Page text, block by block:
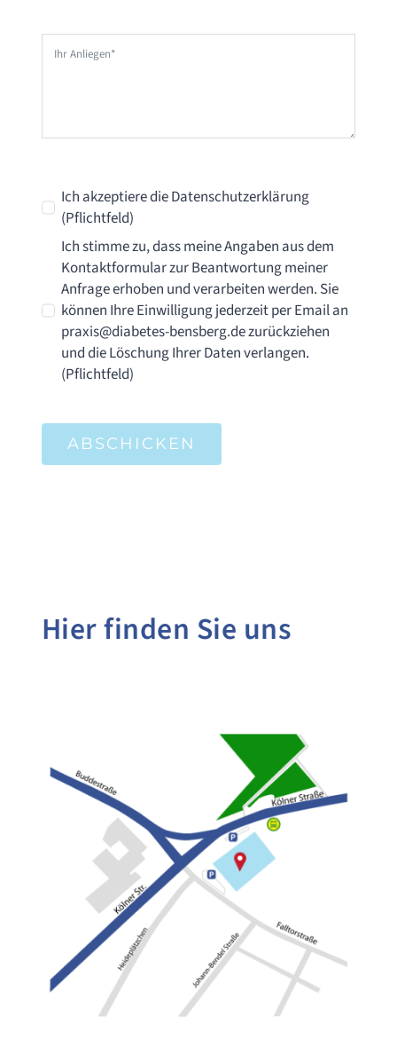
Ich akzeptiere die Datenschutzerklärung
(Pflichtfeld)
Ich stimme zu, dass meine Angaben aus dem
Kontaktformular zur Beantwortung meiner
Anfrage erhoben und verarbeiten werden. Sie
können Ihre Einwilligung jederzeit per Email an
praxis@diabetes-bensberg.de zurückziehen
und die Löschung Ihrer Daten verlangen.
(Pflichtfeld)
ABSCHICKEN
Hier finden Sie uns